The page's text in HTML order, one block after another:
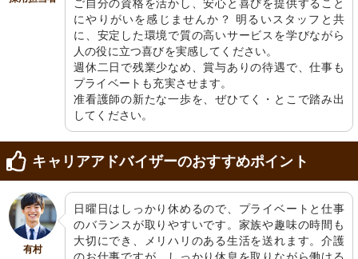
ご自分の資格を活かし、安心と喜びを提供すること
にやりがいを感じませんか？ 明るいスタッフと共
に、安定した環境で質の高いサービスを学びながら
人の役に立つ喜びを実感してください。
週休二日で残業少なめ、賞与ありの待遇で、仕事も
プライベートも充実させます。
准看護師の新たな一歩を、ぜひてく・とこで踏み出
してください。
キャリアアドバイザーのおすすめポイント
有村
日曜日はしっかり休めるので、プライベートと仕事
のバランスが取りやすいです。家族や趣味の時間も
大切にでき、メリハリのある生活を送れます。介護